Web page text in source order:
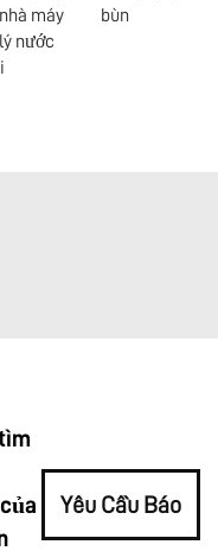
máy
nước
bùn
Yêu Cầu Báo